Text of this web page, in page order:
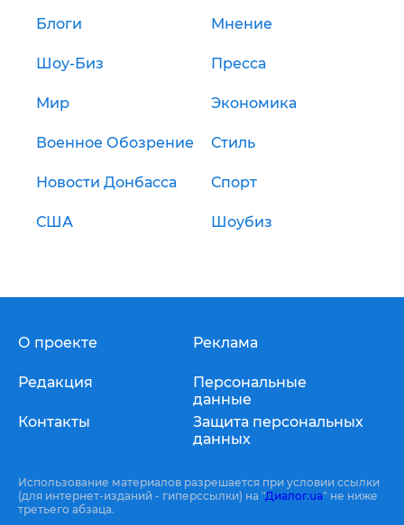
Блоги Мнение
Шоу-Биз Пресса
Мир Экономика
Военное Обозрение Стиль
Новости Донбасса Спорт
США Шоубиз
О проекте
Редакция
Контакты
Реклама
Персональные
данные
Защита персональных
данных
Использование материалов разрешается при условии ссылки
(для интернет-изданий - гиперссылки) на "Диалог.ua" не ниже
третьего абзаца.